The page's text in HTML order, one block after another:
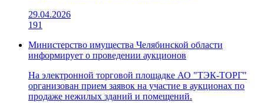
29.04.2026
191
Министерство имущества Челябинской области
информирует о проведении аукционов
На электронной торговой площадке АО "ТЭК-ТОРГ"
организован прием заявок на участие в аукционах по
продаже нежилых зданий и помещений.